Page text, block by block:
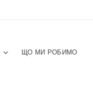
ЩО МИ РОБИМО